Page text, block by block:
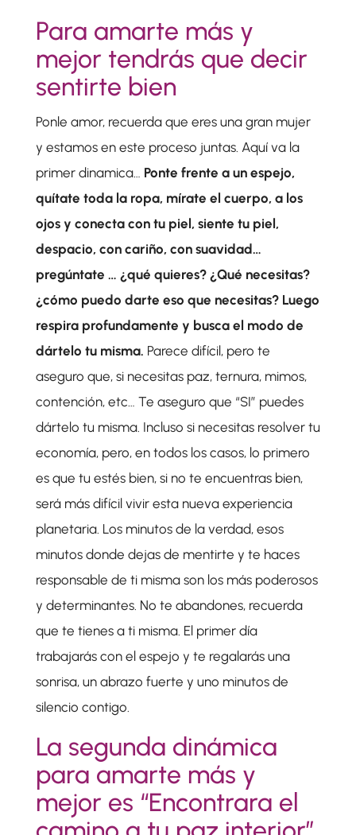
Para amarte más y
mejor tendrás que decir
sentirte bien
Ponle amor, recuerda que eres una gran mujer
y estamos en este proceso juntas. Aquí va la
primer dinamica… Ponte frente a un espejo,
quítate toda la ropa, mírate el cuerpo, a los
ojos y conecta con tu piel, siente tu piel,
despacio, con cariño, con suavidad…
pregúntate … ¿qué quieres? ¿Qué necesitas?
¿cómo puedo darte eso que necesitas? Luego
respira profundamente y busca el modo de
dártelo tu misma. Parece difícil, pero te
aseguro que, si necesitas paz, ternura, mimos,
contención, etc… Te aseguro que “SI” puedes
dártelo tu misma. Incluso si necesitas resolver tu
economía, pero, en todos los casos, lo primero
es que tu estés bien, si no te encuentras bien,
será más difícil vivir esta nueva experiencia
planetaria. Los minutos de la verdad, esos
minutos donde dejas de mentirte y te haces
responsable de ti misma son los más poderosos
y determinantes. No te abandones, recuerda
que te tienes a ti misma. El primer día
trabajarás con el espejo y te regalarás una
sonrisa, un abrazo fuerte y uno minutos de
silencio contigo.
La segunda dinámica
para amarte más y
mejor es “Encontrara el